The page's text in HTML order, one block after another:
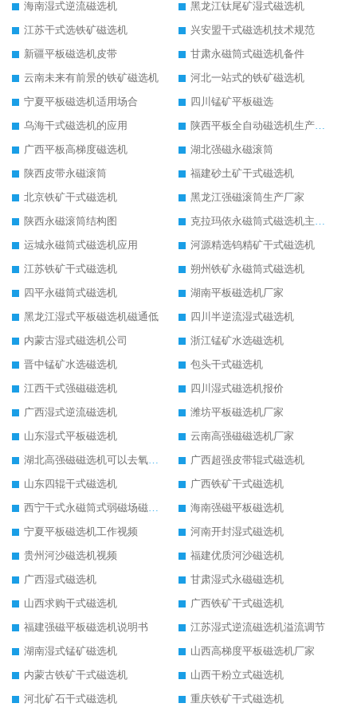
海南湿式逆流磁选机
黑龙江钛尾矿湿式磁选机
江苏干式选铁矿磁选机
兴安盟干式磁选机技术规范
新疆平板磁选机皮带
甘肃永磁筒式磁选机备件
云南未来有前景的铁矿磁选机
河北一站式的铁矿磁选机
宁夏平板磁选机适用场合
四川锰矿平板磁选
乌海干式磁选机的应用
陕西平板全自动磁选机生产厂家
广西平板高梯度磁选机
湖北强磁永磁滚筒
陕西皮带永磁滚筒
福建砂土矿干式磁选机
北京铁矿干式磁选机
黑龙江强磁滚筒生产厂家
陕西永磁滚筒结构图
克拉玛依永磁筒式磁选机主要技术参数
运城永磁筒式磁选机应用
河源精选钨精矿干式磁选机
江苏铁矿干式磁选机
朔州铁矿永磁筒式磁选机
四平永磁筒式磁选机
湖南平板磁选机厂家
黑龙江湿式平板磁选机磁通低
四川半逆流湿式磁选机
内蒙古湿式磁选机公司
浙江锰矿水选磁选机
晋中锰矿水选磁选机
包头干式磁选机
江西干式强磁磁选机
四川湿式磁选机报价
广西湿式逆流磁选机
潍坊平板磁选机厂家
山东湿式平板磁选机
云南高强磁磁选机厂家
湖北高强磁磁选机可以去氧化铝
广西超强皮带辊式磁选机
山东四辊干式磁选机
广西铁矿干式磁选机
西宁干式永磁筒式弱磁场磁选机结构图
海南强磁平板磁选机
宁夏平板磁选机工作视频
河南开封湿式磁选机
贵州河沙磁选机视频
福建优质河沙磁选机
广西湿式磁选机
甘肃湿式永磁磁选机
山西求购干式磁选机
广西铁矿干式磁选机
福建强磁平板磁选机说明书
江苏湿式逆流磁选机溢流调节
湖南湿式锰矿磁选机
山西高梯度平板磁选机厂家
内蒙古铁矿干式磁选机
山西干粉立式磁选机
河北矿石干式磁选机
重庆铁矿干式磁选机